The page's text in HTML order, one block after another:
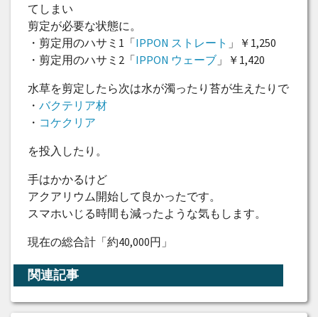
てしまい
剪定が必要な状態に。
・剪定用のハサミ1「IPPON ストレート 」￥1,250
・剪定用のハサミ2「IPPON ウェーブ 」￥1,420
水草を剪定したら次は水が濁ったり苔が生えたりで
・ バクテリア材
・ コケクリア
を投入したり。
手はかかるけど
アクアリウム開始して良かったです。
スマホいじる時間も減ったような気もします。
現在の総合計「約40,000円」
関連記事